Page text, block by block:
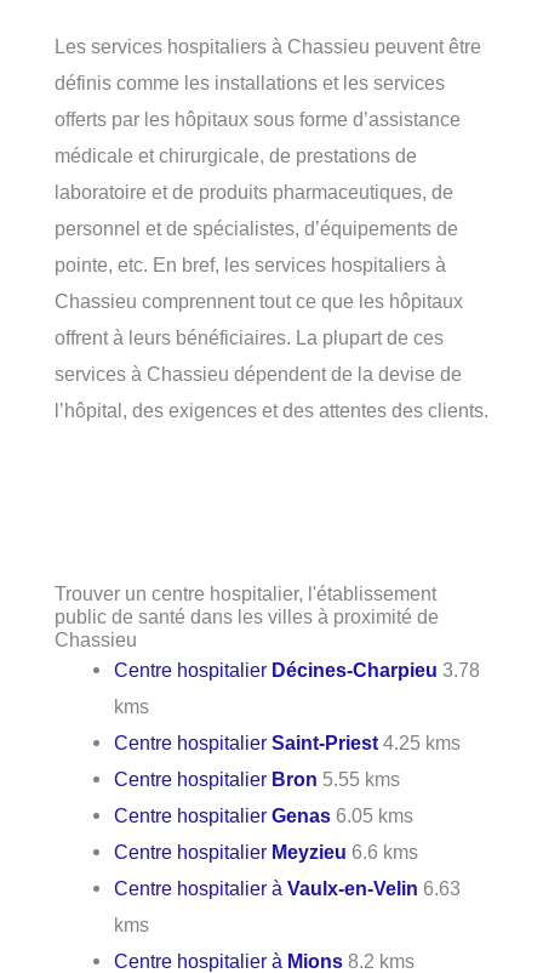
Les services hospitaliers à Chassieu peuvent être
définis comme les installations et les services
offerts par les hôpitaux sous forme d’assistance
médicale et chirurgicale, de prestations de
laboratoire et de produits pharmaceutiques, de
personnel et de spécialistes, d’équipements de
pointe, etc. En bref, les services hospitaliers à
Chassieu comprennent tout ce que les hôpitaux
offrent à leurs bénéficiaires. La plupart de ces
services à Chassieu dépendent de la devise de
l’hôpital, des exigences et des attentes des clients.
Trouver un centre hospitalier, l'établissement
public de santé dans les villes à proximité de
Chassieu
Centre hospitalier Décines-Charpieu 3.78
kms
Centre hospitalierSaint-Priest 4.25 kms
Centre hospitalier Bron 5.55 kms
Centre hospitalierGenas 6.05 kms
Centre hospitalier Meyzieu 6.6 kms
Centre hospitalier àVaulx-en-Velin 6.63
kms
Centre hospitalier à Mions 8.2 kms